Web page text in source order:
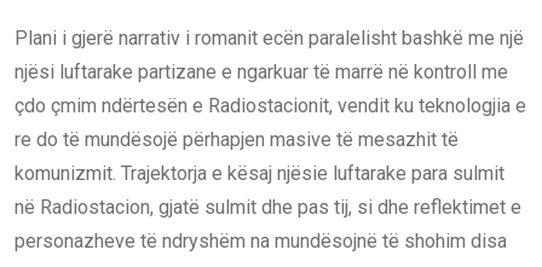
Plani i gjerë narrativ i romanit ecën paralelisht bashkë me një
njësi luftarake partizane e ngarkuar të marrë në kontroll me
çdo çmim ndërtesën e Radiostacionit, vendit ku teknologjia e
re do të mundësojë përhapjen masive të mesazhit të
komunizmit. Trajektorja e kësaj njësie luftarake para sulmit
në Radiostacion, gjatë sulmit dhe pas tij, si dhe reflektimet e
personazheve të ndryshëm na mundësojnë të shohim disa